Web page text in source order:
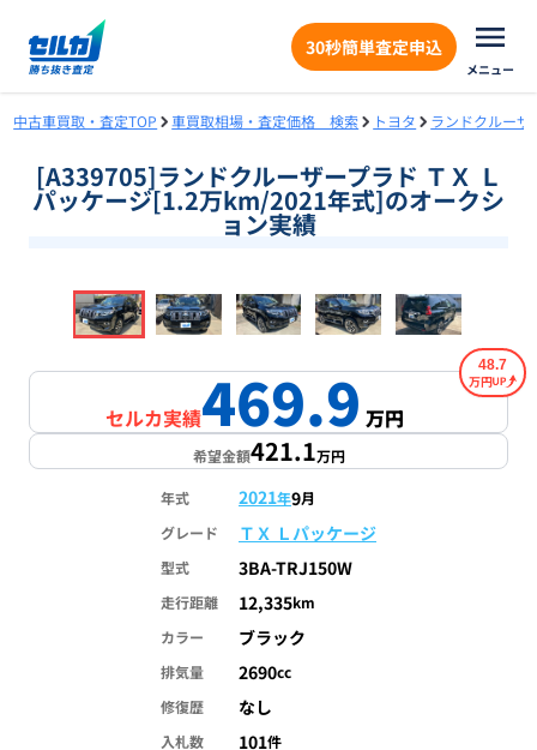
30秒簡単査定申込
メニュー
中古車買取・査定TOP 車買取相場・査定価格 検索 トヨタ ランドクルーザ
[A339705]ランドクルーザープラド ＴＸ Ｌ
パッケージ[1.2万km/2021年式]のオークシ
ョン実績
1/18
セルカ実績469.9万円
48.7
万円
希望金額421.1万円
年式 2021年9月
グレード
ＴＸ Ｌパッケージ
型式 3BA-TRJ150W
走行距離 12,335km
カラー
ブラック
排気量 2690cc
修復歴
なし
入札数 101件